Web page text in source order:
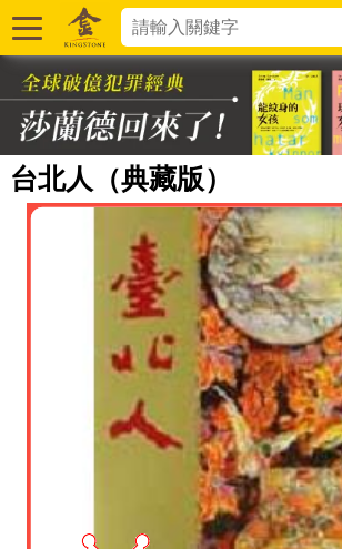
台北人（典藏版）